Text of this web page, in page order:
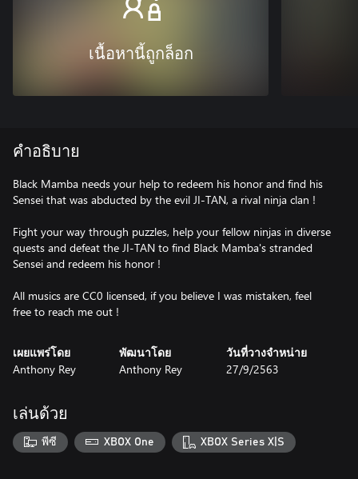
เนื้อหานี้ถูกล็อก
คำอธิบาย
Black Mamba needs your help to redeem his honor and find his
Sensei that was abducted by the evil JI-TAN, a rival ninja clan !
Fight your way through puzzles, help your fellow ninjas in diverse
quests and defeat the JI-TAN to find Black Mamba's stranded
Sensei and redeem his honor !
All musics are CC0 licensed, if you believe I was mistaken, feel
free to reach me out !
เผยแพร่โดย
Anthony Rey
พัฒนาโดย
Anthony Rey
วันที่วางจำหน่าย
27/9/2563
เล่นด้วย
พีซี XBOX One XBOX Series X|S